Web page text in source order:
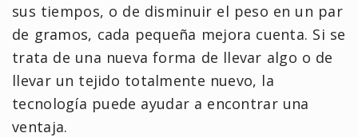
sus tiempos, o de disminuir el peso en un par
de gramos, cada pequeña mejora cuenta. Si se
trata de una nueva forma de llevar algo o de
llevar un tejido totalmente nuevo, la
tecnología puede ayudar a encontrar una
ventaja.